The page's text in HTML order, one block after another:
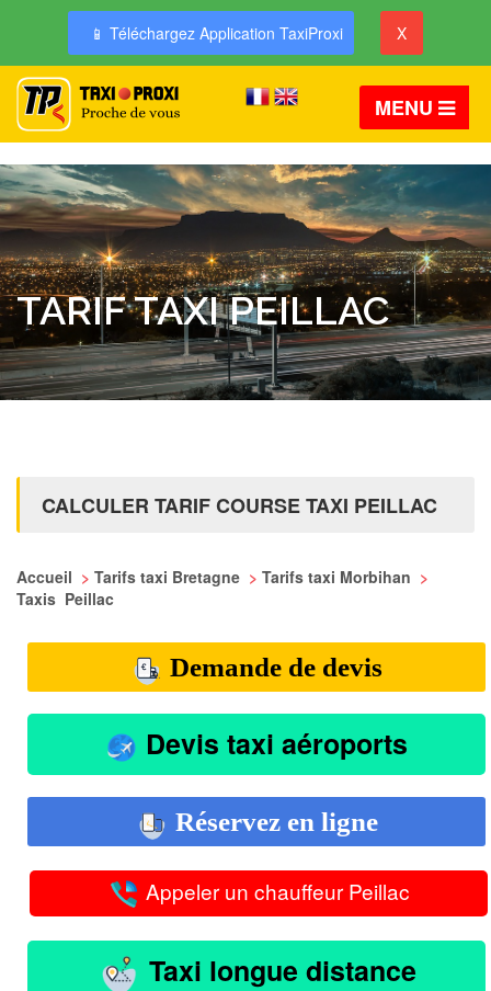
📱 Téléchargez Application TaxiProxi X
MENU
TARIF TAXI PEILLAC
CALCULER TARIF COURSE TAXI PEILLAC
Accueil > Tarifs taxi Bretagne > Tarifs taxi Morbihan >
Taxis Peillac
Demande de devis
Devis taxi aéroports
Réservez en ligne
Appeler un chauffeur Peillac
Taxi longue distance